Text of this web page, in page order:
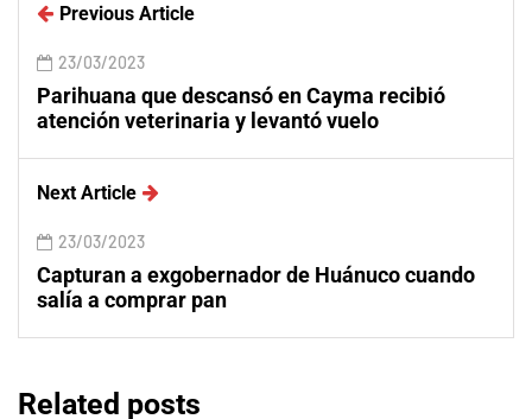
Previous Article
23/03/2023
Parihuana que descansó en Cayma recibió
atención veterinaria y levantó vuelo
Next Article
23/03/2023
Capturan a exgobernador de Huánuco cuando
salía a comprar pan
Related posts